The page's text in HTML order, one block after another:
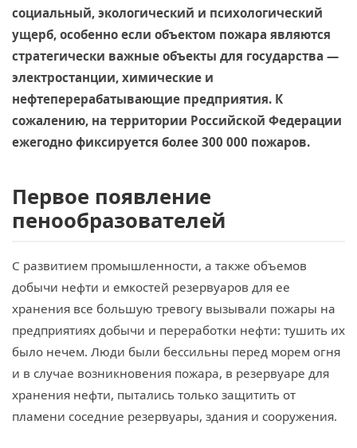
социальный, экологический и психологический
ущерб, особенно если объектом пожара являются
стратегически важные объекты для государства —
электростанции, химические и
нефтеперерабатывающие предприятия. К
сожалению, на территории Российской Федерации
ежегодно фиксируется более 300 000 пожаров.
Первое появление
пенообразователей
С развитием промышленности, а также объемов
добычи нефти и емкостей резервуаров для ее
хранения все большую тревогу вызывали пожары на
предприятиях добычи и переработки нефти: тушить их
было нечем. Люди были бессильны перед морем огня
и в случае возникновения пожара, в резервуаре для
хранения нефти, пытались только защитить от
пламени соседние резервуары, здания и сооружения.